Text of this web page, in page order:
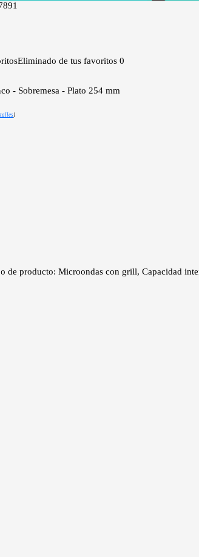
Eliminado de tus favoritos 0
- Sobremesa - Plato 254 mm
)
de producto: Microondas con grill, Capacidad